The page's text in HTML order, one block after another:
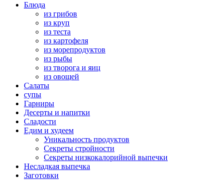
Блюда
из грибов
из круп
из теста
из картофеля
из морепродуктов
из рыбы
из творога и яиц
из овощей
Салаты
супы
Гарниры
Десерты и напитки
Сладости
Едим и худеем
Уникальность продуктов
Секреты стройности
Секреты низкокалорийной выпечки
Несладкая выпечка
Заготовки